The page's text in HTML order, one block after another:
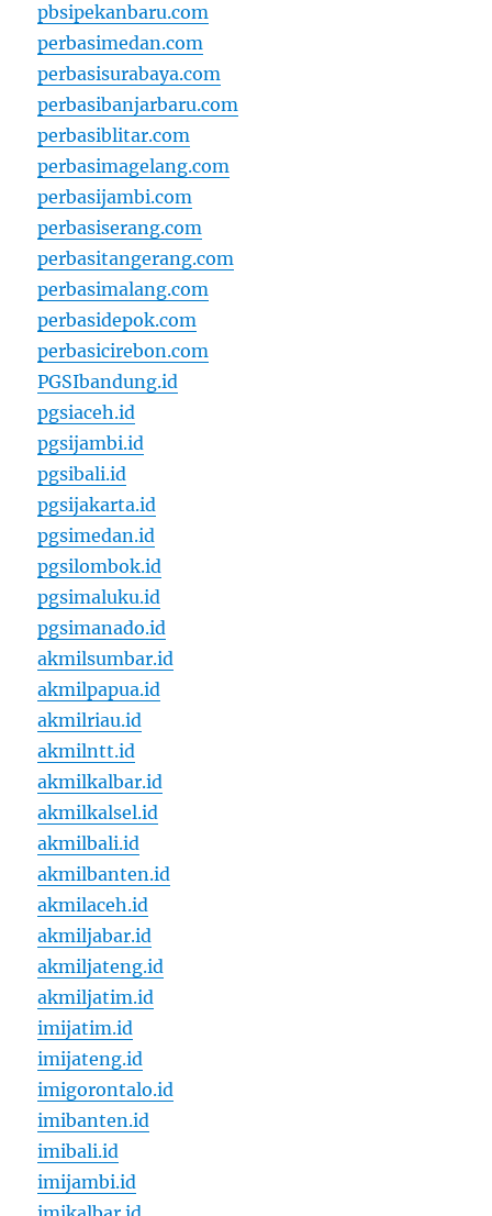
pbsipekanbaru.com
perbasimedan.com
perbasisurabaya.com
perbasibanjarbaru.com
perbasiblitar.com
perbasimagelang.com
perbasijambi.com
perbasiserang.com
perbasitangerang.com
perbasimalang.com
perbasidepok.com
perbasicirebon.com
PGSIbandung.id
pgsiaceh.id
pgsijambi.id
pgsibali.id
pgsijakarta.id
pgsimedan.id
pgsilombok.id
pgsimaluku.id
pgsimanado.id
akmilsumbar.id
akmilpapua.id
akmilriau.id
akmilntt.id
akmilkalbar.id
akmilkalsel.id
akmilbali.id
akmilbanten.id
akmilaceh.id
akmiljabar.id
akmiljateng.id
akmiljatim.id
imijatim.id
imijateng.id
imigorontalo.id
imibanten.id
imibali.id
imijambi.id